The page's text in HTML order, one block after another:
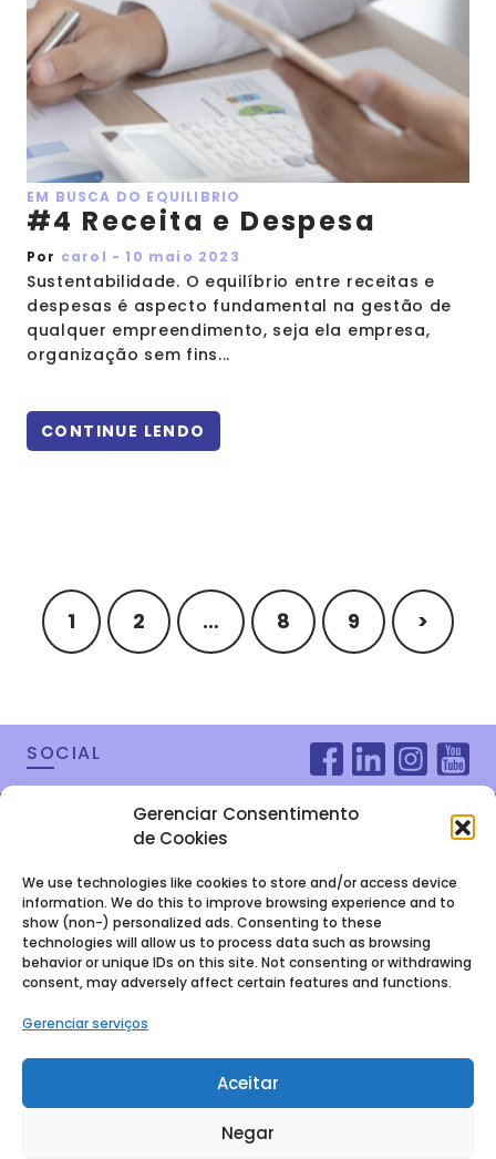
Gerenciar Consentimento
de Cookies
We use technologies like cookies to store and/or access device
information. We do this to improve browsing experience and to
show (non-) personalized ads. Consenting to these
technologies will allow us to process data such as browsing
behavior or unique IDs on this site. Not consenting or withdrawing
consent, may adversely affect certain features and functions.
Gerenciar serviços
Aceitar
Negar
EM BUSCA DO EQUILIBRIO
#4 Receita e Despesa
Por carol - 10 maio 2023
Sustentabilidade. O equilíbrio entre receitas e
despesas é aspecto fundamental na gestão de
qualquer empreendimento, seja ela empresa,
organização sem fins...
CONTINUE LENDO
1 2 … 8 9 >
SOCIAL
Baixe nosso E-book